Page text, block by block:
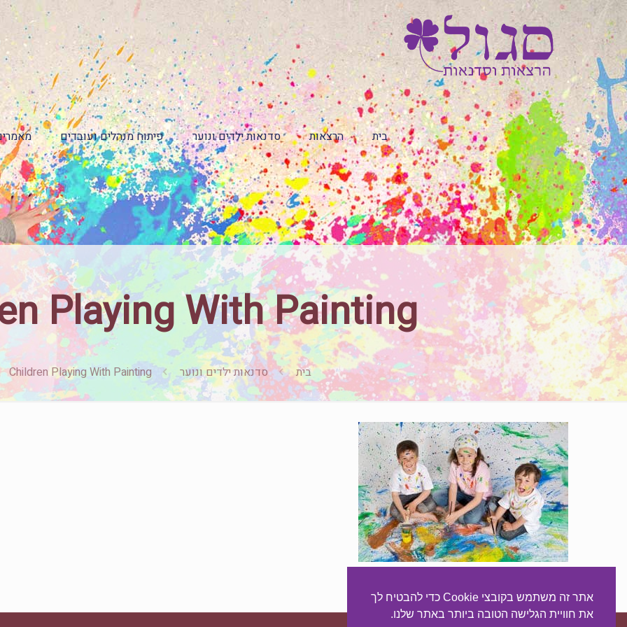
בית הרצאות סדנאות ילדים ונוער פיתוח מנהלים ועובדים
Playing With Painting
בית סדנאות ילדים ונוער Children Playing With Painting
אתר זה משתמש בקובצי Cookie כדי להבטיח לך
את חוויית הגלישה הטובה ביותר באתר שלנו.